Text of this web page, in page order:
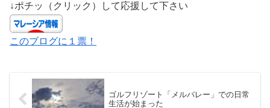
↓ポチッ（クリック）して応援して下さい
このブログに１票！
ゴルフリゾート「メルバレー」での日常
生活が始まった